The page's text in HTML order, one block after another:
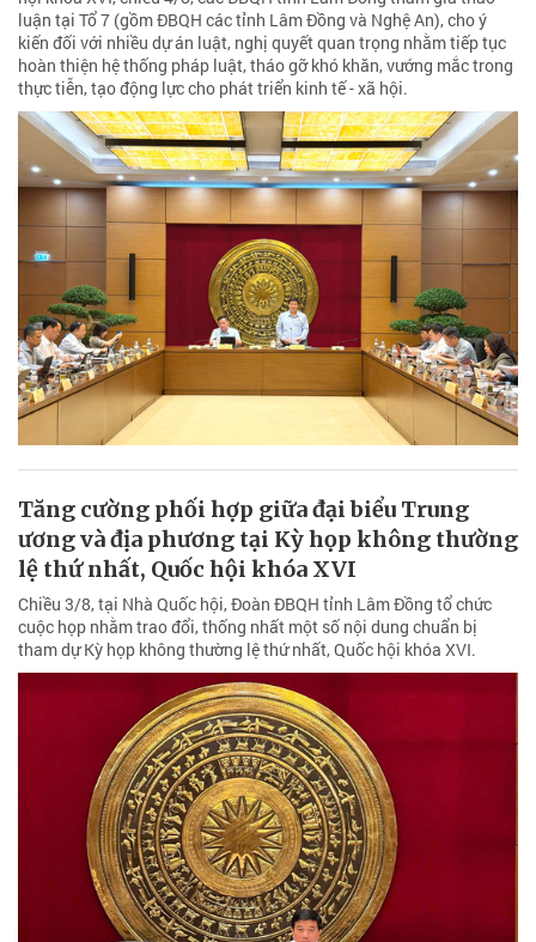
luận tại Tổ 7 (gồm ĐBQH các tỉnh Lâm Đồng và Nghệ An), cho ý
kiến đối với nhiều dự án luật, nghị quyết quan trọng nhằm tiếp tục
hoàn thiện hệ thống pháp luật, tháo gỡ khó khăn, vướng mắc trong
thực tiễn, tạo động lực cho phát triển kinh tế - xã hội.
Tăng cường phối hợp giữa đại biểu Trung
ương và địa phương tại Kỳ họp không thường
lệ thứ nhất, Quốc hội khóa XVI
Chiều 3/8, tại Nhà Quốc hội, Đoàn ĐBQH tỉnh Lâm Đồng tổ chức
cuộc họp nhằm trao đổi, thống nhất một số nội dung chuẩn bị
tham dự Kỳ họp không thường lệ thứ nhất, Quốc hội khóa XVI.